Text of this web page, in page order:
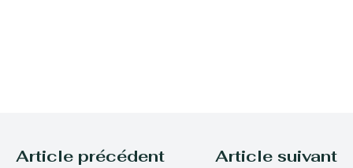
Article précédent Article suivant